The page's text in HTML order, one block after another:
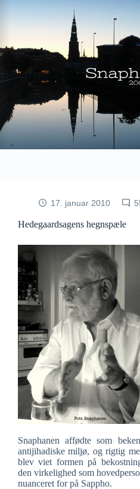
17. januar 2010
Hedegaardsagens hegnspæle
Snaphanen affødte som
antijihadiske miljø, og rigtig
blev viet formen på
den virkelighed som
nuanceret for på Sappho.